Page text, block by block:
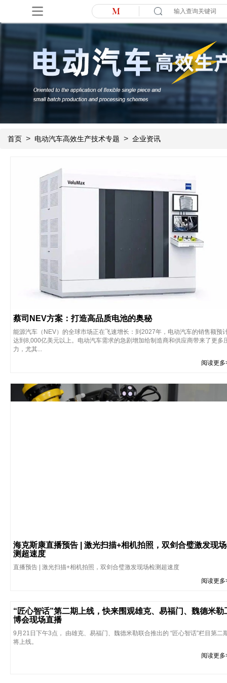
首页 > 电动汽车高效生产技术专题 > 企业资讯
蔡司NEV方案：打造高品质电池的奥秘
能源汽车（NEV）的全球市场正在飞速增长：到2027年，电动汽车的销售额预
达到8,000亿美元以上。电动汽车需求的急剧增加给制造商和供应商带来了更多
力，尤其...
阅读更多
海克斯康直播预告 | 激光扫描+相机拍照，双剑合璧激发现
测超速度
直播预告 | 激光扫描+相机拍照，双剑合璧激发现场检测超速度
阅读更多
“匠心智话”第二期上线，快来围观雄克、易福门、魏德米勒
博会现场直播
9月21日下午3点， 由雄克、易福门、魏德米勒联合推出的 “匠心智话”栏目第二
将上线。
阅读更多